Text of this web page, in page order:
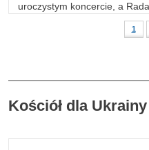
uroczystym koncercie, a
1
Kościół dla